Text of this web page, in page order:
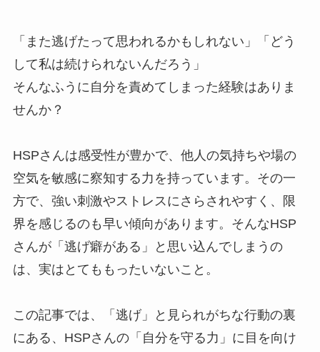
「また逃げたって思われるかもしれない」「どう
して私は続けられないんだろう」
そんなふうに自分を責めてしまった経験はありま
せんか？
HSPさんは感受性が豊かで、他人の気持ちや場の
空気を敏感に察知する力を持っています。その一
方で、強い刺激やストレスにさらされやすく、限
界を感じるのも早い傾向があります。そんなHSP
さんが「逃げ癖がある」と思い込んでしまうの
は、実はとてももったいないこと。
この記事では、「逃げ」と見られがちな行動の裏
にある、HSPさんの「自分を守る力」に目を向け